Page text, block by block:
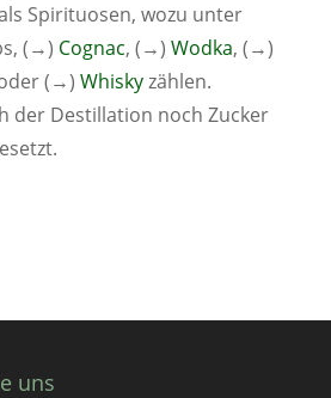
Spirituosen, wozu unter
(→) Cognac, (→) Wodka, (→)
(→) Whiskyzählen.
der Destillation noch Zucker
uns